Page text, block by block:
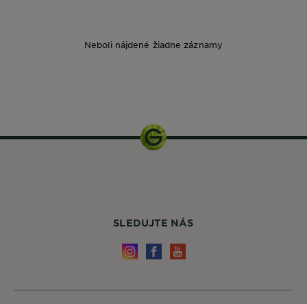
Neboli nájdené žiadne záznamy
SLEDUJTE NÁS